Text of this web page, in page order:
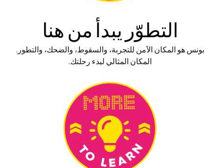
التطوّر يبدأ من هنا
بونس هو المكان الآمن للتجربة، والسقوط، والضحك، والتطور.
المكان المثالي لبدء رحلتك.